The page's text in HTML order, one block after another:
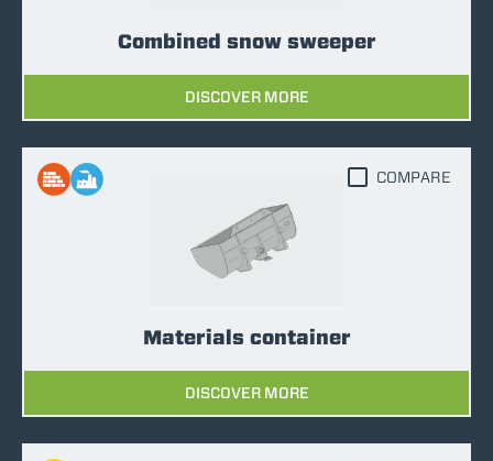
Combined snow sweeper
DISCOVER MORE
Materials container
DISCOVER MORE
COMPARE